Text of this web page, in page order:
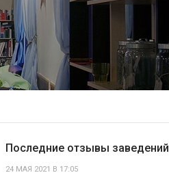
Последние отзывы заведений
24 МАЯ 2021 В 17:05